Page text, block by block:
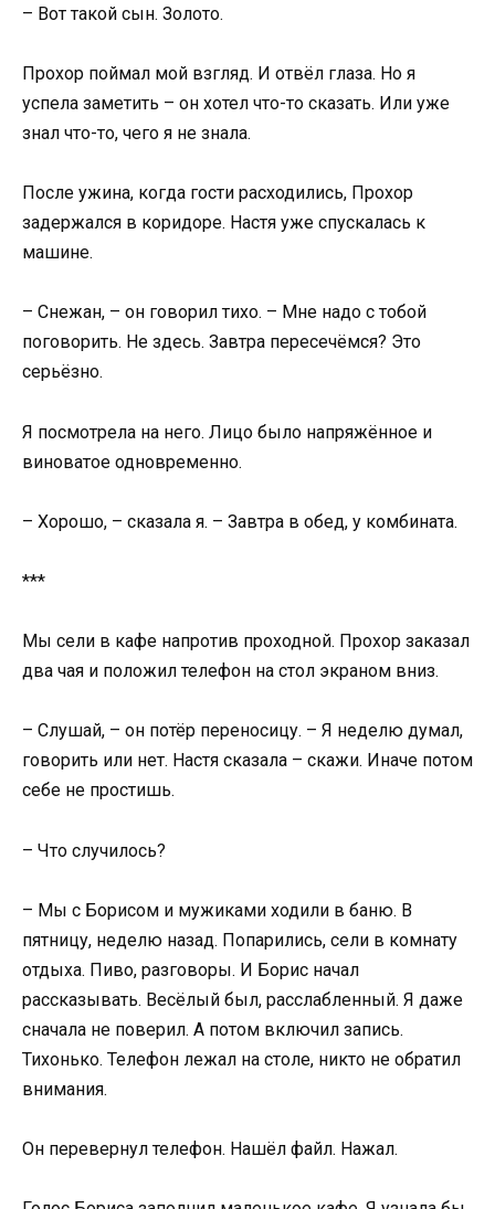
– Вот такой сын. Золото.
Прохор поймал мой взгляд. И отвёл глаза. Но я
успела заметить – он хотел что-то сказать. Или уже
знал что-то, чего я не знала.
После ужина, когда гости расходились, Прохор
задержался в коридоре. Настя уже спускалась к
машине.
– Снежан, – он говорил тихо. – Мне надо с тобой
поговорить. Не здесь. Завтра пересечёмся? Это
серьёзно.
Я посмотрела на него. Лицо было напряжённое и
виноватое одновременно.
– Хорошо, – сказала я. – Завтра в обед, у комбината.
***
Мы сели в кафе напротив проходной. Прохор заказал
два чая и положил телефон на стол экраном вниз.
– Слушай, – он потёр переносицу. – Я неделю думал,
говорить или нет. Настя сказала – скажи. Иначе потом
себе не простишь.
– Что случилось?
– Мы с Борисом и мужиками ходили в баню. В
пятницу, неделю назад. Попарились, сели в комнату
отдыха. Пиво, разговоры. И Борис начал
рассказывать. Весёлый был, расслабленный. Я даже
сначала не поверил. А потом включил запись.
Тихонько. Телефон лежал на столе, никто не обратил
внимания.
Он перевернул телефон. Нашёл файл. Нажал.